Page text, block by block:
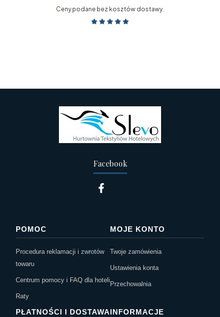
Ceny podane bez kosztów dostawy.
Facebook
POMOC
Procedura reklamacji i zwrotów
towaru
Centrum pomocy i FAQ dla hoteli
Raty
MOJE KONTO
Twoje zamówienia
Ustawienia konta
Przechowalnia
PŁATNOŚCI I DOSTAWAINFORMACJE